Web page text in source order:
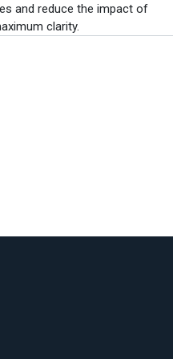
and reduce the impact of
clarity.